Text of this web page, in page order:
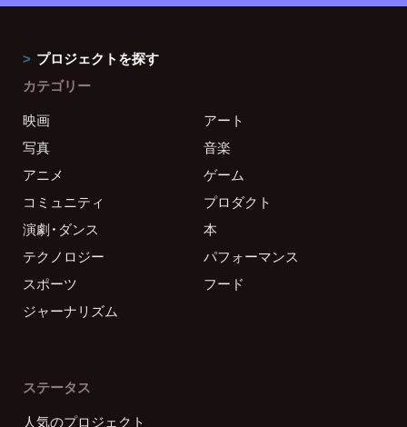
プロジェクトを探す
カテゴリー
映画
アート
写真
音楽
アニメ
ゲーム
コミュニティ
プロダクト
演劇・ダンス
本
テクノロジー
パフォーマンス
スポーツ
フード
ジャーナリズム
ステータス
人気のプロジェクト